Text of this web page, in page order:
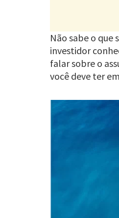
Não sabe o que
investidor
falar sobre o
você deve ter